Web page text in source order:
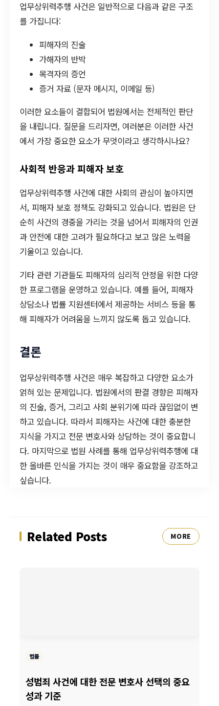
업무상위력추행 사건은 일반적으로 다음과 같은 구조
를 가집니다:
피해자의 진술
가해자의 반박
목격자의 증언
증거 자료 (문자 메시지, 이메일 등)
이러한 요소들이 결합되어 법원에서는 전체적인 판단
을 내립니다. 질문을 드리자면, 여러분은 이러한 사건
에서 가장 중요한 요소가 무엇이라고 생각하시나요?
사회적 반응과 피해자 보호
업무상위력추행 사건에 대한 사회의 관심이 높아지면
서, 피해자 보호 정책도 강화되고 있습니다. 법원은 단
순히 사건의 경중을 가리는 것을 넘어서 피해자의 인권
과 안전에 대한 고려가 필요하다고 보고 많은 노력을
기울이고 있습니다.
기타 관련 기관들도 피해자의 심리적 안정을 위한 다양
한 프로그램을 운영하고 있습니다. 예를 들어, 피해자
상담소나 법률 지원센터에서 제공하는 서비스 등을 통
해 피해자가 어려움을 느끼지 않도록 돕고 있습니다.
결론
업무상위력추행 사건은 매우 복잡하고 다양한 요소가
얽혀 있는 문제입니다. 법원에서의 판결 경향은 피해자
의 진술, 증거, 그리고 사회 분위기에 따라 끊임없이 변
하고 있습니다. 따라서 피해자는 사건에 대한 충분한
지식을 가지고 전문 변호사와 상담하는 것이 중요합니
다. 마지막으로 법원 사례를 통해 업무상위력추행에 대
한 올바른 인식을 가지는 것이 매우 중요함을 강조하고
싶습니다.
Related Posts MORE
법률
성범죄 사건에 대한 전문 변호사 선택의 중요
성과 기준